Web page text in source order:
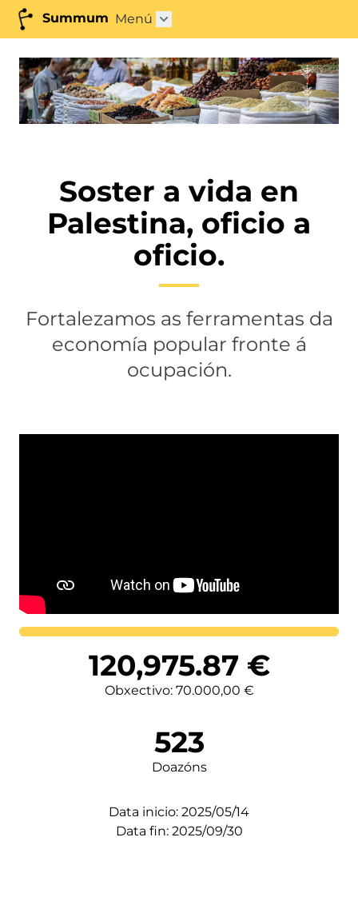
Summum Menú Abrir submenú"
Soster a vida en
Palestina, oficio a
oficio.
Fortalezamos as ferramentas da
economía popular fronte á
ocupación.
Lortutakoa
120,975.87€
Obxectivo: 70.000,00 €
523
Doazóns
Data inicio: 2025/05/14
Data fin: 2025/09/30